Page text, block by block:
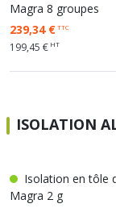
Magra 8 groupes
239,34 €TTC
199,45 € HT
ISOLATION
Isolation en tôle
Magra 2 g